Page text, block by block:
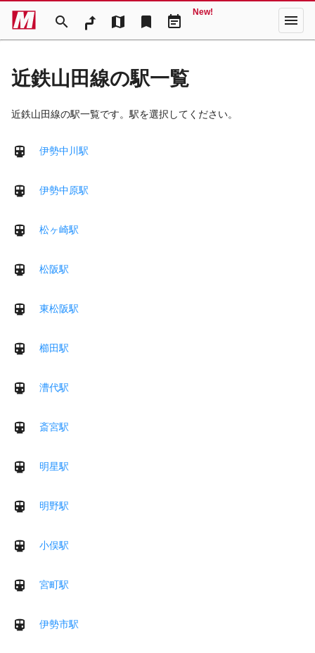
search map bookmark event_note
New! menu
近鉄山田線の駅一覧
近鉄山田線の駅一覧です。駅を選択してください。
伊勢中川駅
伊勢中原駅
松ヶ崎駅
松阪駅
東松阪駅
櫛田駅
漕代駅
斎宮駅
明星駅
明野駅
小俣駅
宮町駅
伊勢市駅